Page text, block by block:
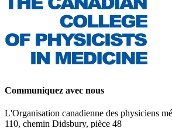
Communiquez avec nous
L'Organisation canadienne des physiciens
110, chemin Didsbury, pièce 48